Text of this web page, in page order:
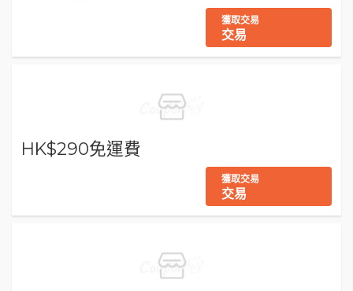
獲取交易
交易
HK$290免運費
獲取交易
交易